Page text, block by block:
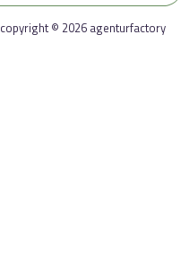
copyright © 2026 agenturfactory